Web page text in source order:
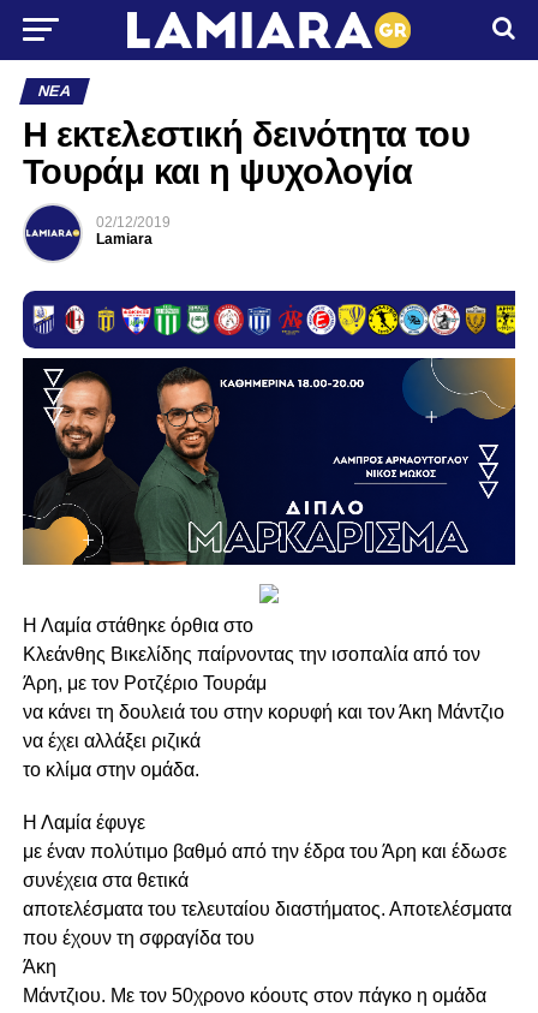
ΝΈΑ
Η εκτελεστική δεινότητα του
Τουράμ και η ψυχολογία
02/12/2019
Lamiara
Η Λαμία στάθηκε όρθια στο
Κλεάνθης Βικελίδης παίρνοντας την ισοπαλία από τον
Άρη, με τον Ροτζέριο Τουράμ
να κάνει τη δουλειά του στην κορυφή και τον Άκη Μάντζιο
να έχει αλλάξει ριζικά
το κλίμα στην ομάδα.
Η Λαμίαέφυγε
με έναν πολύτιμο βαθμό από την έδρα του Άρη και έδωσε
συνέχεια στα θετικά
αποτελέσματα του τελευταίου διαστήματος. Αποτελέσματα
που έχουν τη σφραγίδα του
Άκη
Μάντζιου. Με τον 50χρονο κόουτς στον πάγκο η ομάδα